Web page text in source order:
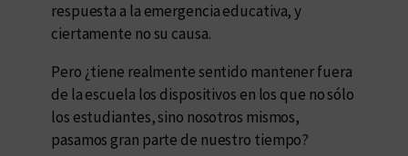
respuesta a la emergencia educativa, y
ciertamente no su causa.
Pero ¿tiene realmente sentido mantener fuera
de la escuela los dispositivos en los que no sólo
los estudiantes, sino nosotros mismos,
pasamos gran parte de nuestro tiempo?